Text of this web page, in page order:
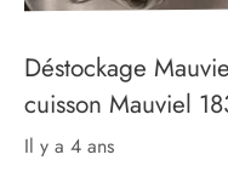
Déstockage
cuisson Mauviel
il y a 4 ans